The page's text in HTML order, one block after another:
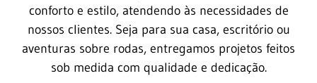
conforto e estilo, atendendo às necessidades de
nossos clientes. Seja para sua casa, escritório ou
aventuras sobre rodas, entregamos projetos feitos
sob medida com qualidade e dedicação.